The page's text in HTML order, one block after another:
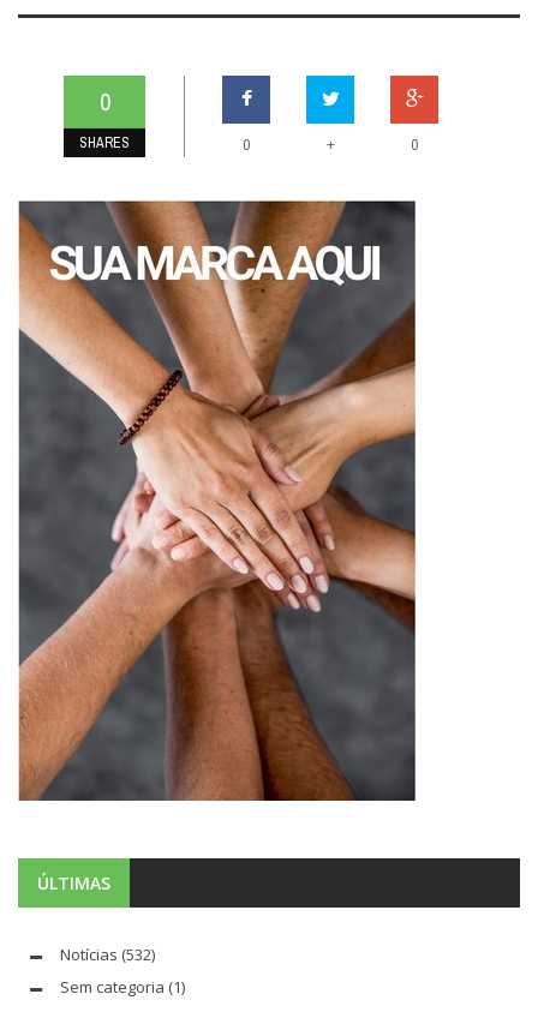
0
SHARES 0 + 0
ÚLTIMAS
Notícias (532)
Sem categoria (1)